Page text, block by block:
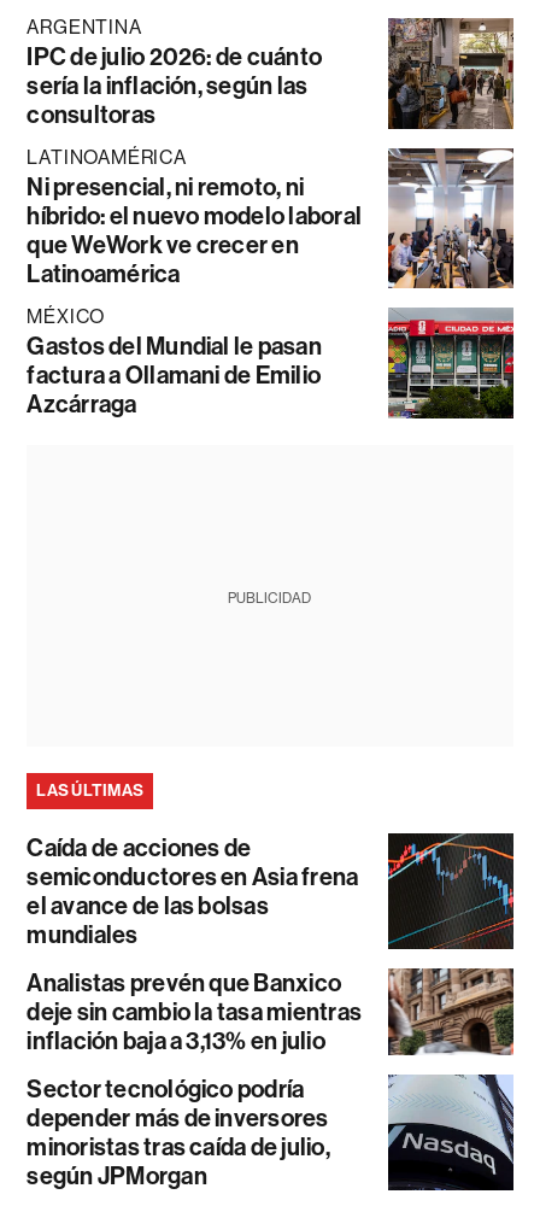
ARGENTINA
IPC de julio 2026: de cuánto
sería la inflación, según las
consultoras
LATINOAMÉRICA
Ni presencial, ni remoto, ni
híbrido: el nuevo modelo laboral
que WeWork ve crecer en
Latinoamérica
MÉXICO
Gastos del Mundial le pasan
factura a Ollamani de Emilio
Azcárraga
PUBLICIDAD
LAS ÚLTIMAS
Caída de acciones de
semiconductores en Asia frena
el avance de las bolsas
mundiales
Analistas prevén que Banxico
deje sin cambio la tasa mientras
inflación baja a 3,13% en julio
Sector tecnológico podría
depender más de inversores
minoristas tras caída de julio,
según JPMorgan